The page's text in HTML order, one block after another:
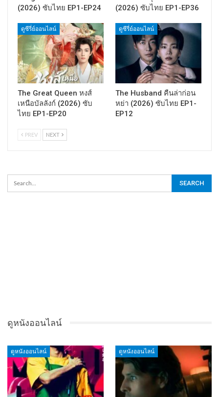
(2026) ซับไทย EP1-EP24
(2026) ซับไทย EP1-EP36
ดูซีรี่ย์ออนไลน์
The Great Queen หงส์
เหนือบัลลังก์ (2026) ซับ
ไทย EP1-EP20
ดูซีรี่ย์ออนไลน์
The Husband คืนล่าก่อน
หย่า (2026) ซับไทย EP1-
EP12
PREV NEXT
ดูหนังออนไลน์
ดูหนังออนไลน์ ดูหนังออนไลน์